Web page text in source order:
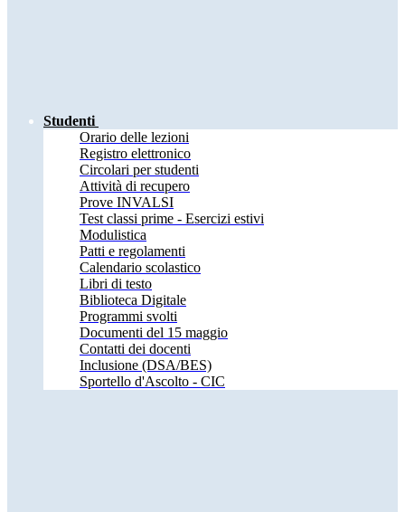
Studenti
Orario delle lezioni
Registro elettronico
Circolari per studenti
Attività di recupero
Prove INVALSI
Test classi prime - Esercizi estivi
Modulistica
Patti e regolamenti
Calendario scolastico
Libri di testo
Biblioteca Digitale
Programmi svolti
Documenti del 15 maggio
Contatti dei docenti
Inclusione (DSA/BES)
Sportello d'Ascolto - CIC